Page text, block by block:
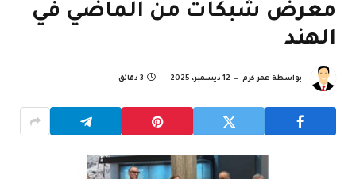
معرض شبكات من الماضي في
الهند
بواسطة عمر كرم 12 ديسمبر، 2025 3 دقائق